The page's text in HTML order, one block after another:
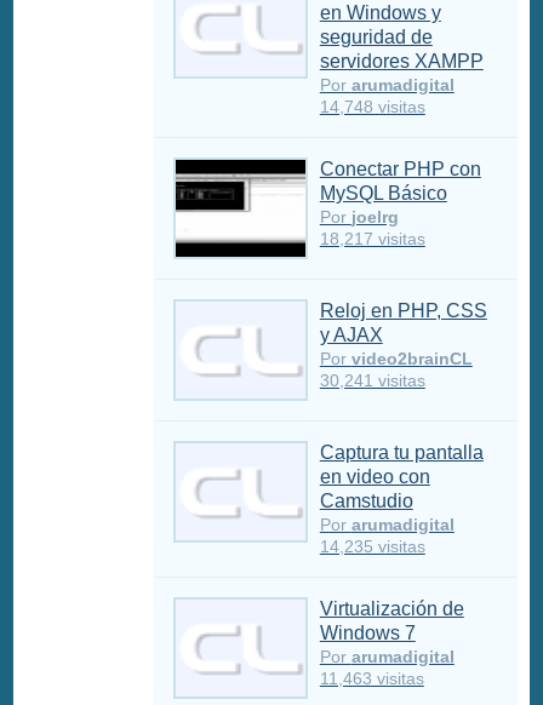
en Windows y
seguridad de
servidores XAMPP
Por arumadigital
14,748 visitas
Conectar PHP con
MySQL Básico
Por joelrg
18,217 visitas
Reloj en PHP, CSS
y AJAX
Por video2brainCL
30,241 visitas
Captura tu pantalla
en video con
Camstudio
Por arumadigital
14,235 visitas
Virtualización de
Windows 7
Por arumadigital
11,463 visitas